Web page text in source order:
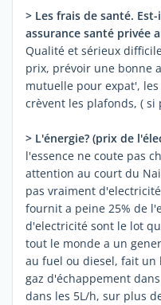
> Les frais de santé.
assurance santé privée
Qualité et sérieux
prix, prévoir une bonne
mutuelle pour expat',
crèvent les plafonds, ( si
> L'énergie? (prix de
l'essence ne coute pas
attention au court du
pas vraiment d'electricité
fournit a peine 25% de
d'electricité sont le lot
tout le monde a un
au fuel ou diesel, fait
gaz d'échappement
dans les 5L/h, sur plus